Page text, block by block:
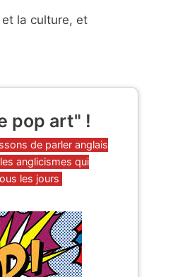
et la culture, et
pop art" !
de parler anglais
anglicismes qui
les jours